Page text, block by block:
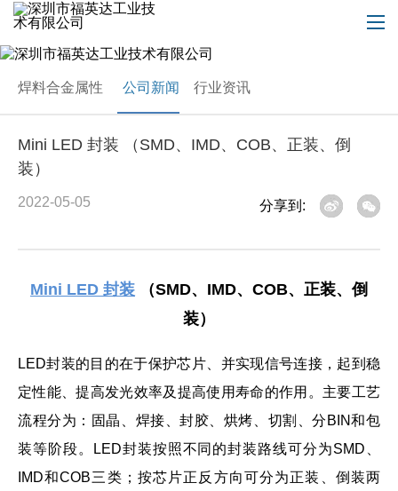
焊料合金属性 公司新闻 行业资讯
Mini LED 封装 （SMD、IMD、COB、正装、倒
装）
2022-05-05 分享到:
Mini LED 封装 （SMD、IMD、COB、正装、倒
装）
LED封装的目的在于保护芯片、并实现信号连接，起到稳
定性能、提高发光效率及提高使用寿命的作用。主要工艺
流程分为：固晶、焊接、封胶、烘烤、切割、分BIN和包
装等阶段。LED封装按照不同的封装路线可分为SMD、
IMD和COB三类；按芯片正反方向可分为正装、倒装两